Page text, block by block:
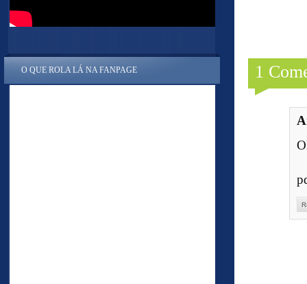
1
O QUE ROLA LÁ NA FANPAGE